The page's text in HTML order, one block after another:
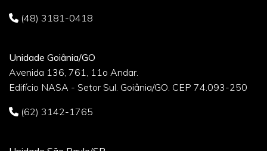
(48) 3181-0418
Unidade Goiânia/GO
Avenida 136, 761, 11o Andar.
Edifício NASA - Setor Sul. Goiânia/GO. CEP 74.093-250
(62) 3142-1765